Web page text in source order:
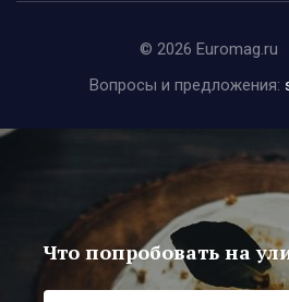
© 2026 Euromag.ru
Вопросы и предложения:
Что попробовать на